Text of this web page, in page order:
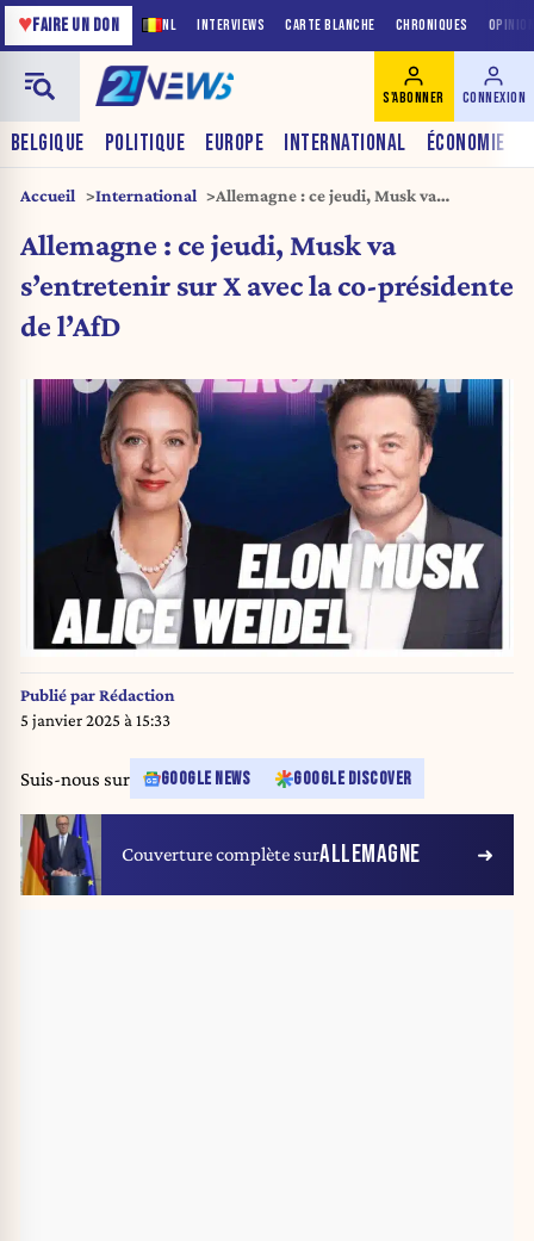
NL INTERVIEWS CARTE BLANCHE CHRONIQUES
♥FAIRE UN DON
BELGIQUE POLITIQUE EUROPE INTERNATIONAL ÉCONOMIE
S'ABONNER CONNEXION
Accueil International
Allemagne : ce jeudi, Musk va
de l’AfD
Allemagne : ce jeudi, Musk va
s’entretenir sur X avec la co-présidente
de l’AfD
Publié parRédaction
5 janvier 2025 à 15:33
Suis-nous sur GOOGLE NEWS GOOGLE DISCOVER
Couverture complète surALLEMAGNE